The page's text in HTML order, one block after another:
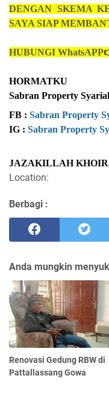
DENGAN SKEMA
SAYA SIAP
HUBUNGI
HORMATKU
Sabran Property
FB : Sabran Property
IG : Sabran Property
JAZAKILLAH
Location:
Berbagi :
Anda mungkin
Renovasi Gedung RBW di
Pattallassang Gowa